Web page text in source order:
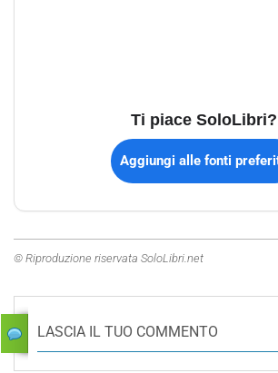
Ti piace SoloLibri?
Aggiungi alle fonti
© Riproduzione riservata SoloLibri.net
LASCIA IL TUO COMMENTO